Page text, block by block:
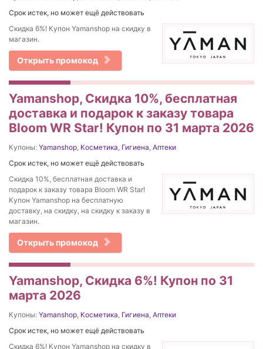
Срок истек, но может ещё действовать
Скидка 6%! Купон Yamanshop на скидку в
магазин.
Открыть промокод
Yamanshop, Скидка 10%, бесплатная
доставка и подарок к заказу товара
Bloom WR Star! Купон по 31 марта 2026
Купоны: Yamanshop, Косметика, Гигиена, Аптеки
Срок истек, но может ещё действовать
Скидка 10%, бесплатная доставка и
подарок к заказу товара Bloom WR Star!
Купон Yamanshop на бесплатную
доставку, на скидку, на скидку к заказу в
магазин.
Открыть промокод
Yamanshop, Скидка 6%! Купон по 31
марта 2026
Купоны: Yamanshop, Косметика, Гигиена, Аптеки
Срок истек, но может ещё действовать
Скидка 6%! Купон Yamanshop на скидку в